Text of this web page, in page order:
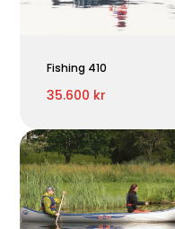
Fishing 410
35.600 kr